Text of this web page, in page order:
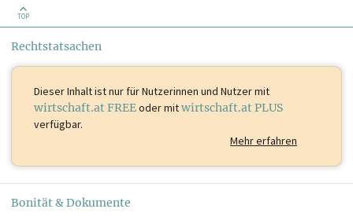
TOP
Rechtstatsachen
Dieser Inhalt istnur für Nutzerinnen und Nutzer mit
wirtschaft.at FREEoder mitwirtschaft.at PLUS
verfügbar.
Mehr erfahren
Bonität & Dokumente